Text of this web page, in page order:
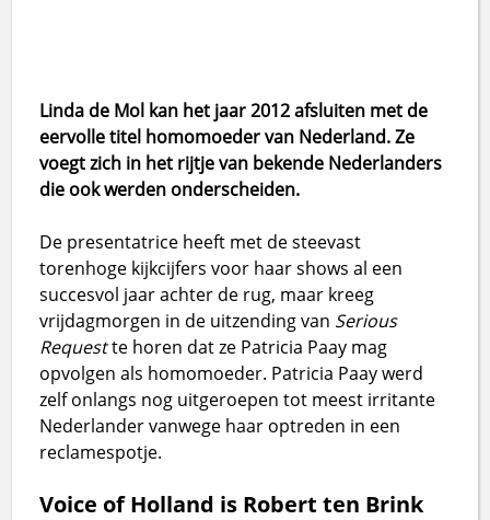
Linda de Mol kan het jaar 2012 afsluiten met de
eervolle titel homomoeder van Nederland. Ze
voegt zich in het rijtje van bekende Nederlanders
die ook werden onderscheiden.
De presentatrice heeft met de steevast
torenhoge kijkcijfers voor haar shows al een
succesvol jaar achter de rug, maar kreeg
vrijdagmorgen in de uitzending van Serious
Requestte horen dat ze Patricia Paay mag
opvolgen als homomoeder. Patricia Paay werd
zelf onlangs nog uitgeroepen tot meest irritante
Nederlander vanwege haar optreden in een
reclamespotje.
Voice of Holland is Robert ten Brink